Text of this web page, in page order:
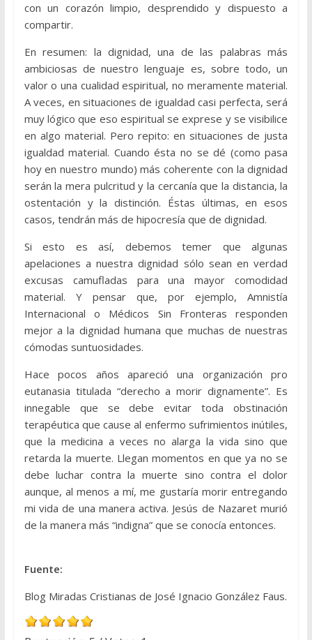
con un corazón limpio, desprendido y dispuesto a
compartir.
En resumen: la dignidad, una de las palabras más
ambiciosas de nuestro lenguaje es, sobre todo, un
valor o una cualidad espiritual, no meramente material.
A veces, en situaciones de igualdad casi perfecta, será
muy lógico que eso espiritual se exprese y se visibilice
en algo material. Pero repito: en situaciones de justa
igualdad material. Cuando ésta no se dé (como pasa
hoy en nuestro mundo) más coherente con la dignidad
serán la mera pulcritud y la cercanía que la distancia, la
ostentación y la distinción. Éstas últimas, en esos
casos, tendrán más de hipocresía que de dignidad.
Si esto es así, debemos temer que algunas
apelaciones a nuestra dignidad sólo sean en verdad
excusas camufladas para una mayor comodidad
material. Y pensar que, por ejemplo, Amnistía
Internacional o Médicos Sin Fronteras responden
mejor a la dignidad humana que muchas de nuestras
cómodas suntuosidades.
Hace pocos años apareció una organización pro
eutanasia titulada “derecho a morir dignamente”. Es
innegable que se debe evitar toda obstinación
terapéutica que cause al enfermo sufrimientos inútiles,
que la medicina a veces no alarga la vida sino que
retarda la muerte. Llegan momentos en que ya no se
debe luchar contra la muerte sino contra el dolor
aunque, al menos a mí, me gustaría morir entregando
mi vida de una manera activa. Jesús de Nazaret murió
de la manera más “indigna” que se conocía entonces.
Fuente:
Blog Miradas Cristianas de José Ignacio González Faus.